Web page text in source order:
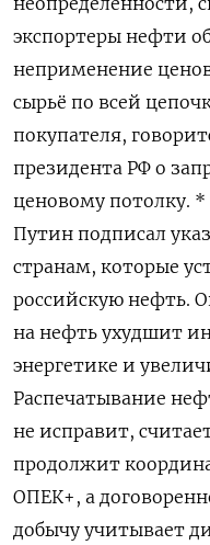
экспортеры нефти
неприменение
сырьё по всей
покупателя,
президента РФ о
ценовому потолку.
Путин подписал
странам, которые
российскую нефть.
на нефть ухудшит
энергетике и
Распечатывание
не исправит,
продолжит
ОПЕК+, а
добычу учитывает